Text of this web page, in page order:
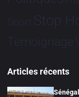
Sport Stop
Témoignage
Articles récents